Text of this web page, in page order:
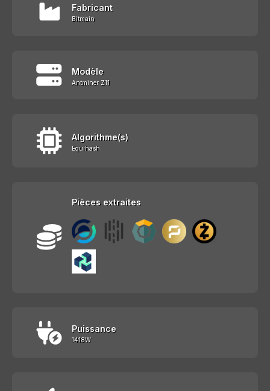
Fabricant
Bitmain
Modèle
Antminer Z11
Algorithme(s)
Equihash
Pièces extraites
Puissance
1418W